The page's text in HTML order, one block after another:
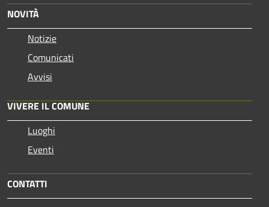
NOVITÀ
Notizie
Comunicati
Avvisi
VIVERE IL COMUNE
Luoghi
Eventi
CONTATTI